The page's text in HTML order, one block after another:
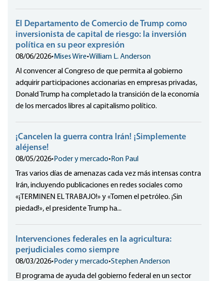
El Departamento de Comercio de Trump como
inversionista de capital de riesgo: la inversión
política en su peor expresión
08/06/2026• Mises Wire•William L. Anderson
Al convencer al Congreso de que permita al gobierno
adquirir participaciones accionarias en empresas privadas,
Donald Trump ha completado la transición de la economía
de los mercados libres al capitalismo político.
¡Cancelen la guerra contra Irán! ¡Simplemente
aléjense!
08/05/2026• Poder y mercado• Ron Paul
Tras varios días de amenazas cada vez más intensas contra
Irán, incluyendo publicaciones en redes sociales como
«¡TERMINEN EL TRABAJO!» y «Tomen el petróleo. ¡Sin
piedad!», el presidente Trump ha...
Intervenciones federales en la agricultura:
perjudiciales como siempre
08/03/2026• Poder y mercado•Stephen Anderson
El programa de ayuda del gobierno federal en un sector